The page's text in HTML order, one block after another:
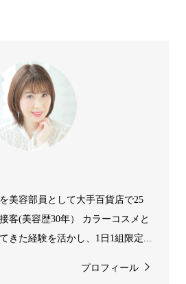
美容部員として大手百貨店で25
客(美容歴30年） カラーコスメと
きた経験を活かし、1日1組限定...
プロフィール